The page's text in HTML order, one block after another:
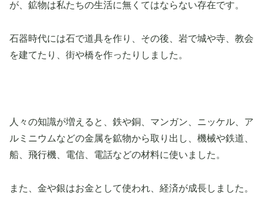
が、鉱物は私たちの生活に無くてはならない存在です。
石器時代には石で道具を作り、その後、岩で城や寺、教会
を建てたり、街や橋を作ったりしました。
人々の知識が増えると、鉄や銅、マンガン、ニッケル、ア
ルミニウムなどの金属を鉱物から取り出し、機械や鉄道、
船、飛行機、電信、電話などの材料に使いました。
また、金や銀はお金として使われ、経済が成長しました。